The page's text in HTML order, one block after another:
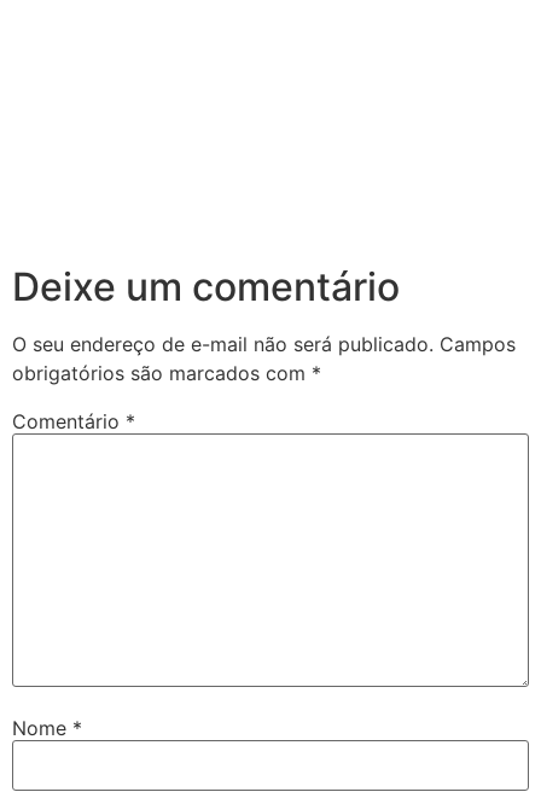
Deixe um comentário
O seu endereço de e-mail não será publicado. Campos
obrigatórios são marcados com *
Comentário *
Nome *